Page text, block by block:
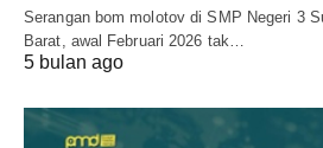
Serangan bom molotov di SMP Negeri 3
Barat, awal Februari 2026 tak…
5 bulan ago